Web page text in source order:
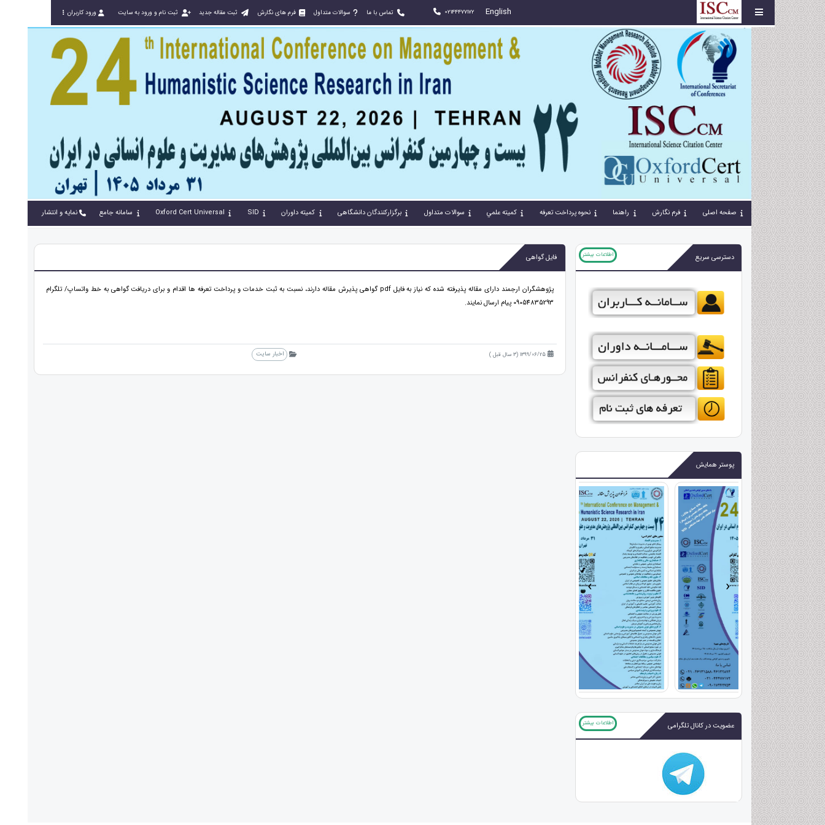
English
02144477172 تماس با ما سوالات متداول فرم های نگارش ثبت مقاله جدید ثبت نام و ورود به سایت ورود کاربران
صفحه اصلی فرم نگارش راهنما نحوه پرداخت تعرفه كميته علمي سوالات متداول برگزارکنندگان دانشگاهی کمیته داوران SID
Oxford Cert Universal سامانه جامع نمایه و انتشار
دسترسی سریع اطلاعات بیشتر
پوستر همایش
› ‹
عضویت در کانال تلگرامی اطلاعات بیشتر
فایل گواهی
پژوهشگران ارجمند دارای مقاله پذیرفته شده که نیاز به فایل pdf گواهی پذیرش مقاله دارند، نسبت به ثبت خدمات و پرداخت تعرفه ها اقدام و برای دریافت گواهی به خط واتساپ/ تلگرام
09054835293 پیام ارسال نمایند.
1399/06/25 (3 سال قبل ) اخبار سایت